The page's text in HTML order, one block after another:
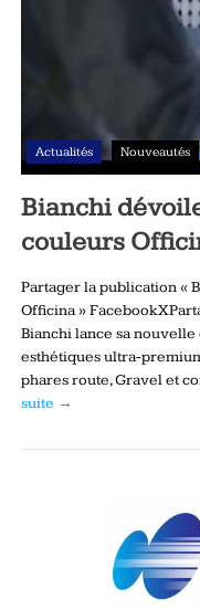
Actualités Nouveautés
Bianchi
couleurs
Partager la publication «
Officina »
Bianchi lance sa
esthétiques
phares route, Gravel et
suite →